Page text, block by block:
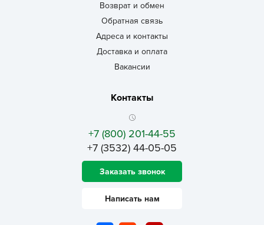
Возврат и обмен
Обратная связь
Адреса и контакты
Доставка и оплата
Вакансии
Контакты
+7 (800) 201-44-55
+7 (3532) 44-05-05
Заказать звонок
Написать нам